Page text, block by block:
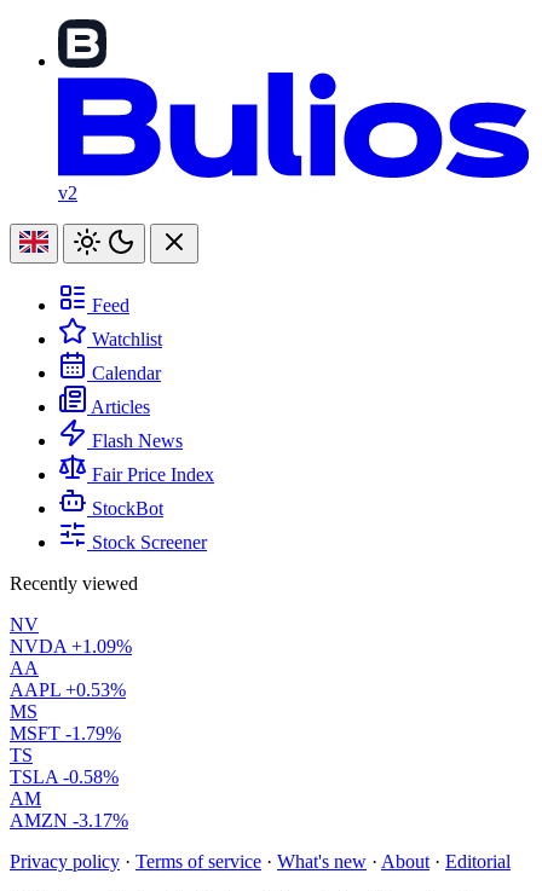
v2
Feed
Watchlist
Calendar
Articles
Flash News
Fair Price Index
StockBot
Stock Screener
Recently viewed
NV
NVDA +1.09%
AA
AAPL +0.53%
MS
MSFT -1.79%
TS
TSLA -0.58%
AM
AMZN -3.17%
Privacy policy · Terms of service · What's new · About · Editorial